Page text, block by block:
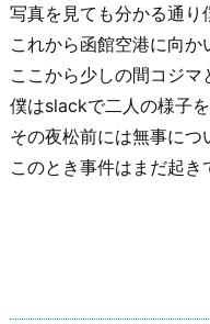
写真を見ても分かる通り
これから函館空港に向か
ここから少しの間コジマ
僕はslackで二人の様子を
その夜松前には無事につ
このとき事件はまだ起き